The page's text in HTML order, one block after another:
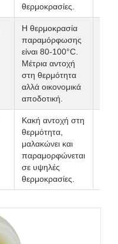
θερμοκρασίες.
Η θερμοκρασία
παραμόρφωσης
είναι 80-100°C.
Μέτρια αντοχή
στη θερμότητα
αλλά οικονομικά
αποδοτική.
Κακή αντοχή στη
θερμότητα,
μαλακώνει και
παραμορφώνεται
σε υψηλές
θερμοκρασίες.